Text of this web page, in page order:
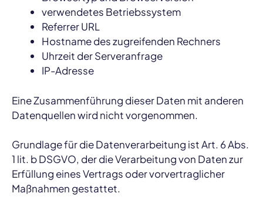
verwendetes Betriebssystem
Referrer URL
Hostname des zugreifenden Rechners
Uhrzeit der Serveranfrage
IP-Adresse
Eine Zusammenführung dieser Daten mit anderen
Datenquellen wird nicht vorgenommen.
Grundlage für die Datenverarbeitung ist Art. 6 Abs.
1 lit. b DSGVO, der die Verarbeitung von Daten zur
Erfüllung eines Vertrags oder vorvertraglicher
Maßnahmen gestattet.